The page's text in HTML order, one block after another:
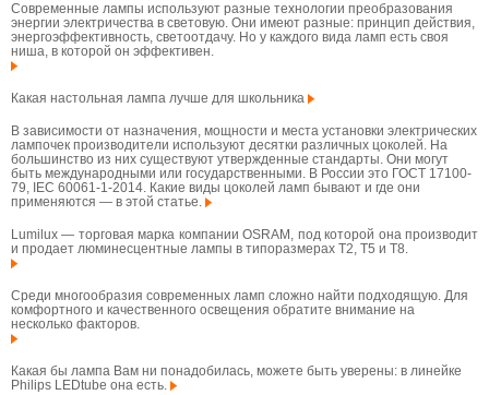
Современные лампы используют разные технологии преобразования
энергии электричества в световую. Они имеют разные: принцип действия,
энергоэффективность, светоотдачу. Но у каждого вида ламп есть своя
ниша, в которой он эффективен.
Какая настольная лампа лучше для школьника
В зависимости от назначения, мощности и места установки электрических
лампочек производители используют десятки различных цоколей. На
большинство из них существуют утвержденные стандарты. Они могут
быть международными или государственными. В России это ГОСТ 17100-
79, IEC 60061-1-2014. Какие виды цоколей ламп бывают и где они
применяются — в этой статье.
Lumilux — торговая марка компании OSRAM, под которой она производит
и продает люминесцентные лампы в типоразмерах T2, T5 и T8.
Среди многообразия современных ламп сложно найти подходящую. Для
комфортного и качественного освещения обратите внимание на
несколько факторов.
Какая бы лампа Вам ни понадобилась, можете быть уверены: в линейке
Philips LEDtube она есть.